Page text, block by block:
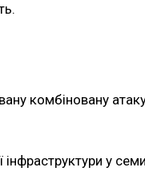
комбіновану
інфраструктури у